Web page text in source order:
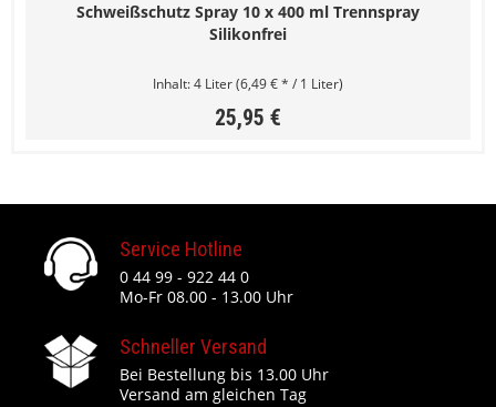
Schweißschutz Spray 10 x 400 ml Trennspray
Silikonfrei
Inhalt:4 Liter(6,49 € * / 1 Liter)
25,95 €
Service Hotline
0 44 99 - 922 44 0
Mo-Fr 08.00 - 13.00 Uhr
Schneller Versand
Bei Bestellung bis 13.00 Uhr
Versand am gleichen Tag